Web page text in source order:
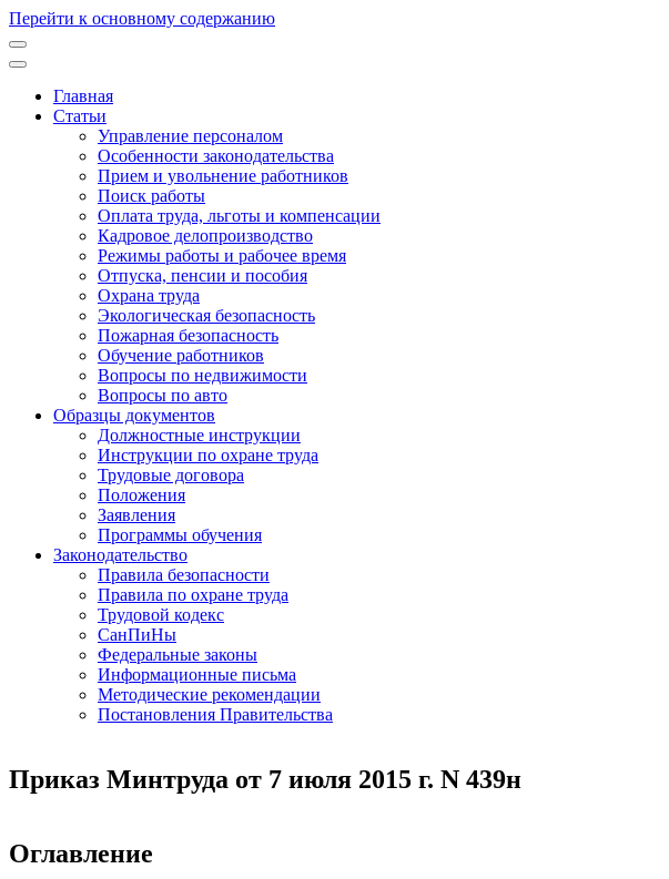
Перейти к основному содержанию
Основная
навигация
Главная
Статьи
Управление персоналом
Особенности законодательства
Прием и увольнение работников
Поиск работы
Оплата труда, льготы и компенсации
Кадровое делопроизводство
Режимы работы и рабочее время
Отпуска, пенсии и пособия
Охрана труда
Экологическая безопасность
Пожарная безопасность
Обучение работников
Вопросы по недвижимости
Вопросы по авто
Образцы документов
Должностные инструкции
Инструкции по охране труда
Трудовые договора
Положения
Заявления
Программы обучения
Законодательство
Правила безопасности
Правила по охране труда
Трудовой кодекс
СанПиНы
Федеральные законы
Информационные письма
Методические рекомендации
Постановления Правительства
Приказ Минтруда от 7 июля 2015 г. N 439н
Оглавление